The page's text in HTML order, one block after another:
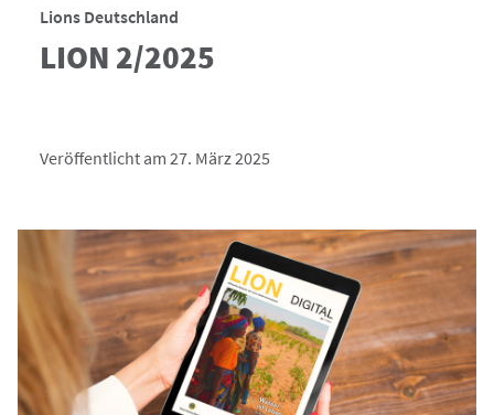
Lions Deutschland
LION 2/2025
Veröffentlicht am 27. März 2025